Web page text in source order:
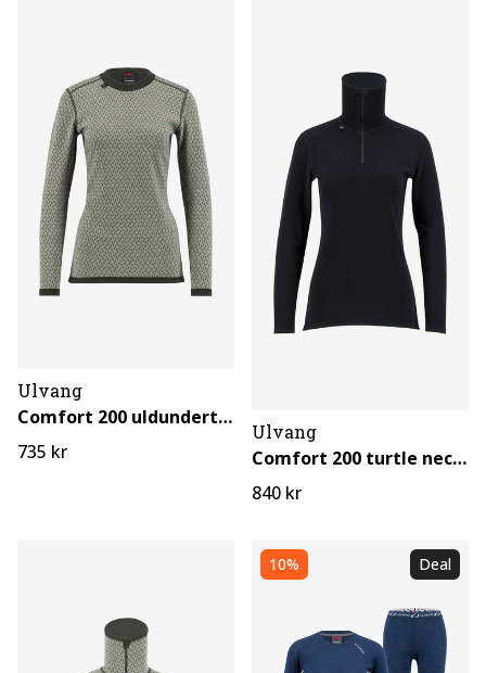
Ulvang
Comfort 200 uldundertrøje til dame
735 kr
Ulvang
Comfort 200 turtle neck til damer
840 kr
10% Deal